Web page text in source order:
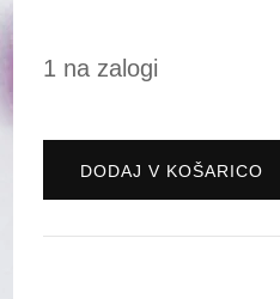
1 na zalogi
količina
DODAJ V KOŠARICO